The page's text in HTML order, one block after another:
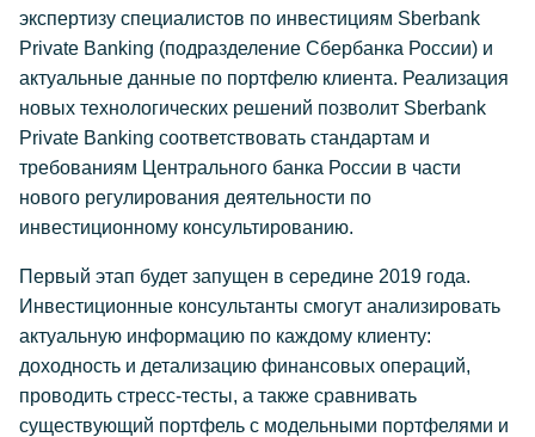
экспертизу специалистов по инвестициям Sberbank
Private Banking (подразделение Сбербанка России) и
актуальные данные по портфелю клиента. Реализация
новых технологических решений позволит Sberbank
Private Banking соответствовать стандартам и
требованиям Центрального банка России в части
нового регулирования деятельности по
инвестиционному консультированию.
Первый этап будет запущен в середине 2019 года.
Инвестиционные консультанты смогут анализировать
актуальную информацию по каждому клиенту:
доходность и детализацию финансовых операций,
проводить стресс-тесты, а также сравнивать
существующий портфель с модельными портфелями и